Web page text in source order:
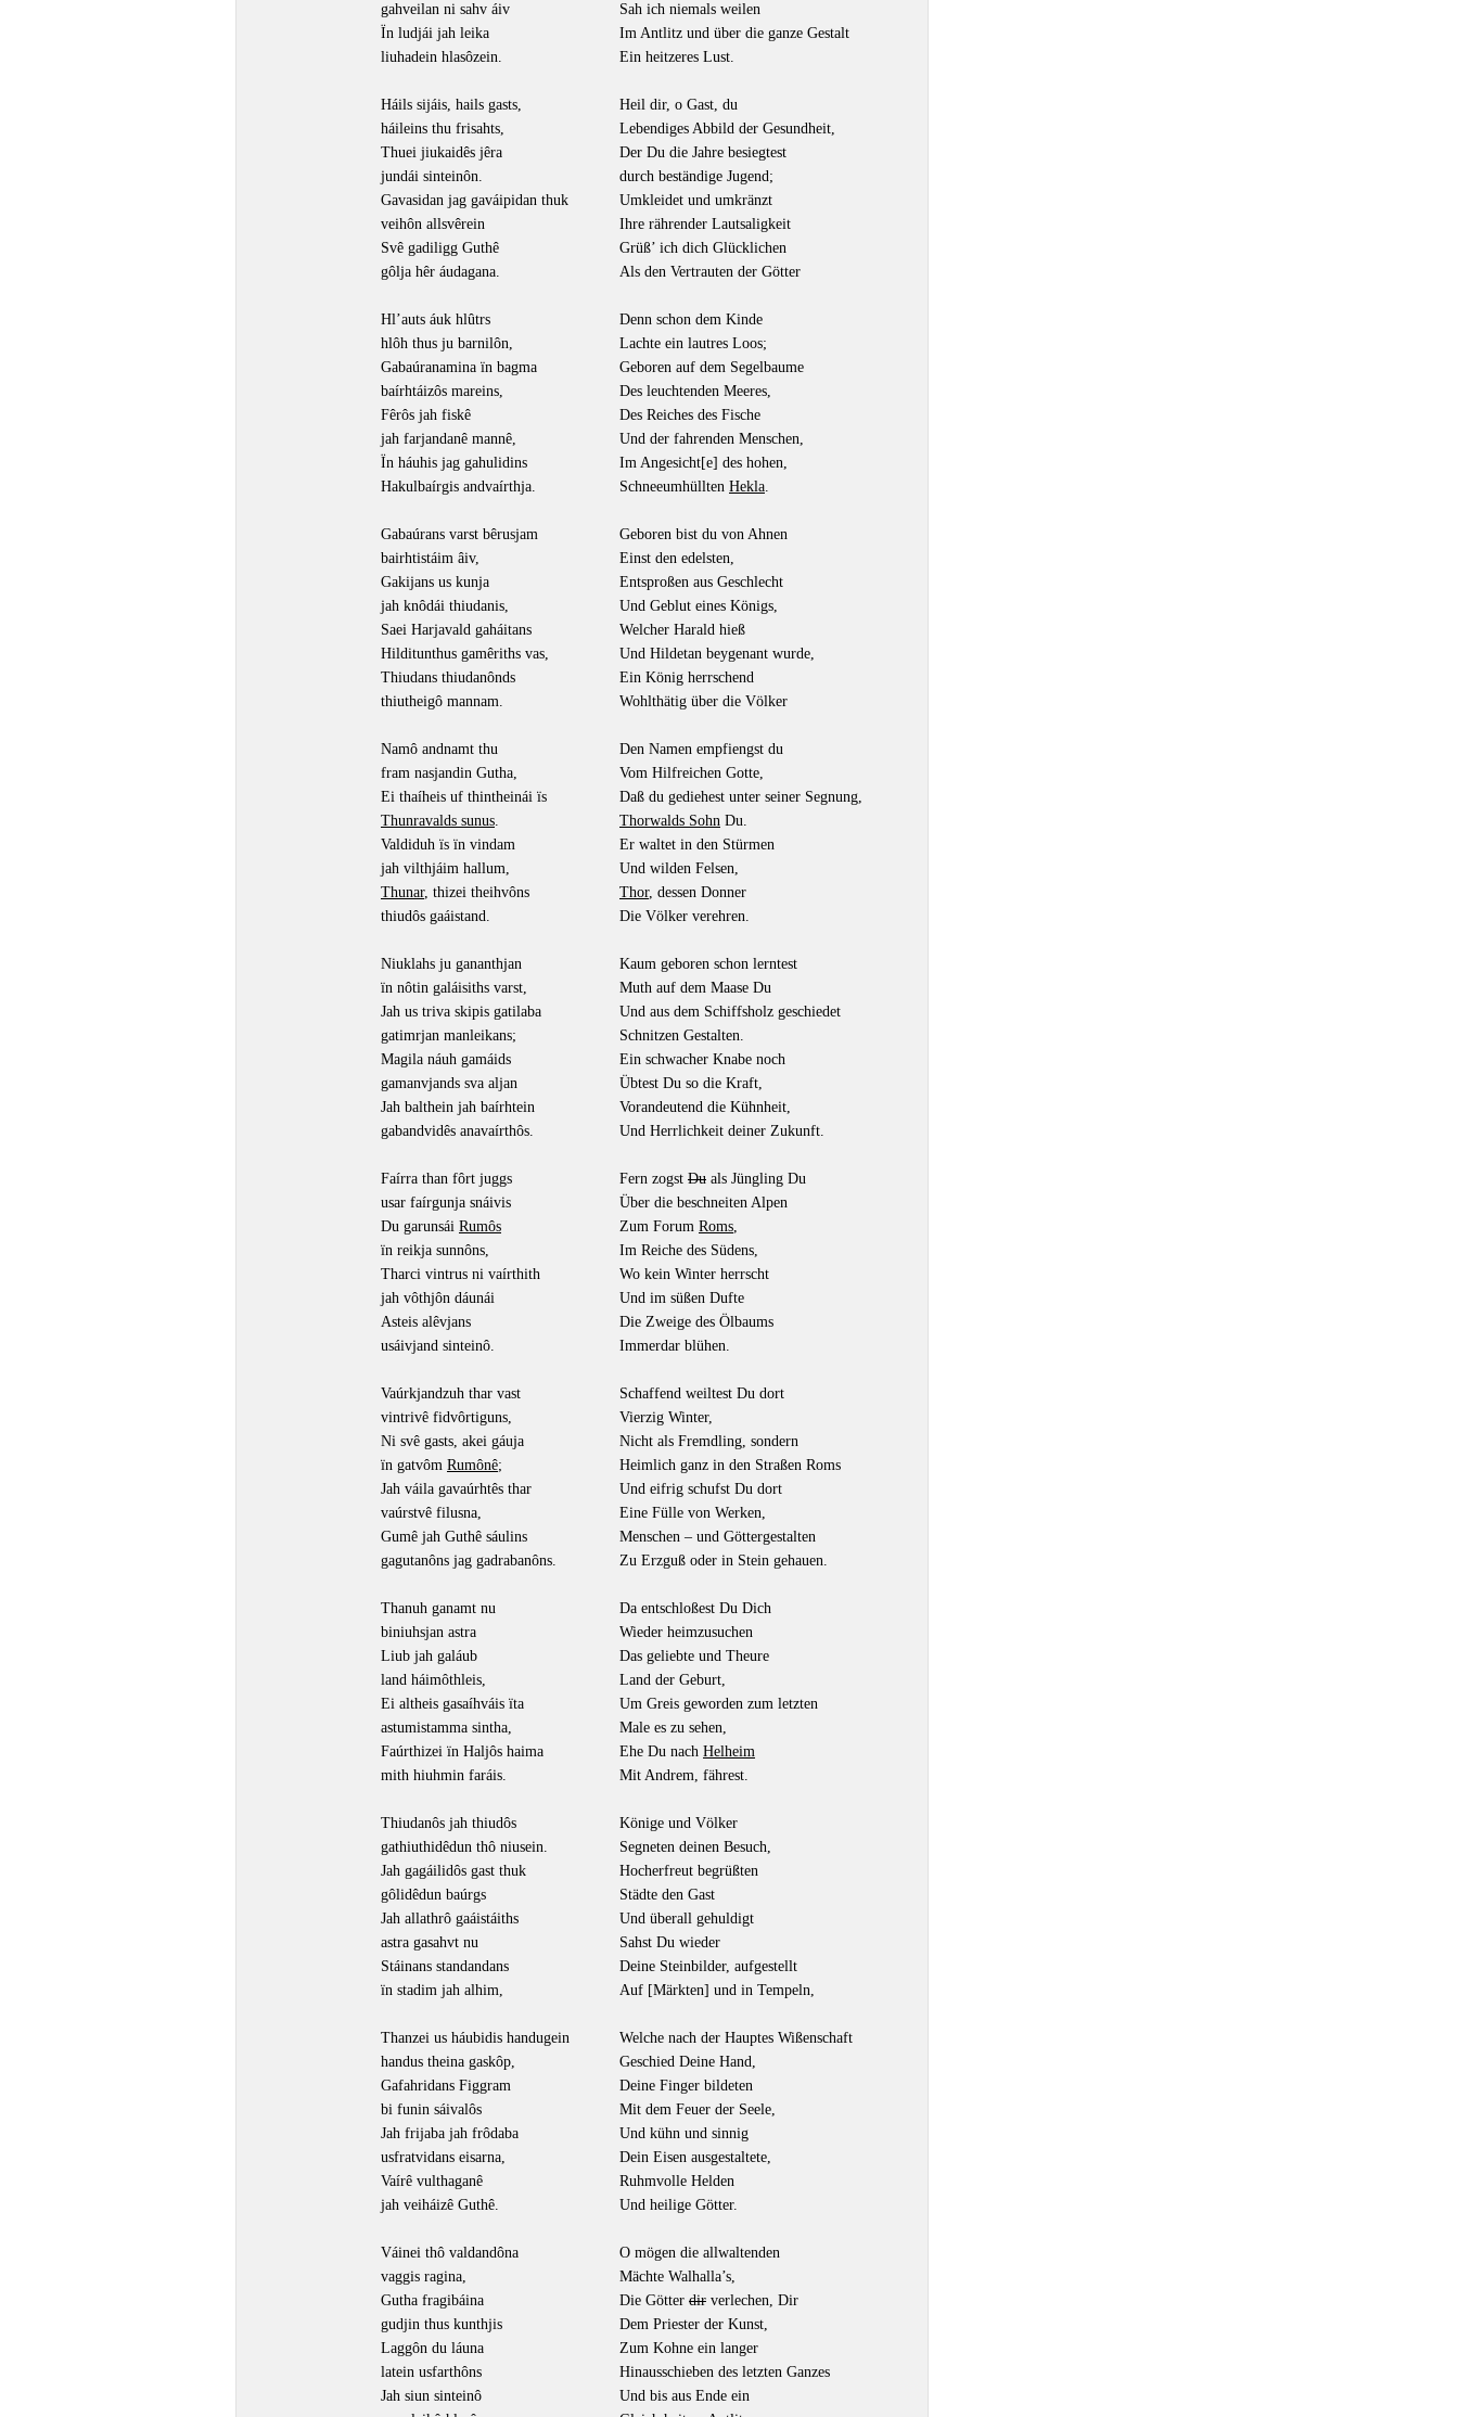
gahveilan ni sahv áiv
Ïn ludjái jah leika
liuhadein hlasôzein.
Háils sijáis, hails gasts,
háileins thu frisahts,
Thuei jiukaidês jêra
jundái sinteinôn.
Gavasidan jag gaváipidan thuk
veihôn allsvêrein
Svê gadiligg Guthê
gôlja hêr áudagana.
Hl’auts áuk hlûtrs
hlôh thus ju barnilôn,
Gabaúranamina ïn bagma
baírhtáizôs mareins,
Fêrôs jah fiskê
jah farjandanê mannê,
Ïn háuhis jag gahulidins
Hakulbaírgis andvaírthja.
Gabaúrans varst bêrusjam
bairhtistáim âiv,
Gakijans us kunja
jah knôdái thiudanis,
Saei Harjavald gaháitans
Hilditunthus gamêriths vas,
Thiudans thiudanônds
thiutheigô mannam.
Namô andnamt thu
fram nasjandin Gutha,
Ei thaíheis uf thintheinái ïs
Thunravalds sunus.
Valdiduh ïs ïn vindam
jah vilthjáim hallum,
Thunar, thizei theihvôns
thiudôs gaáistand.
Niuklahs ju gananthjan
ïn nôtin galáisiths varst,
Jah us triva skipis gatilaba
gatimrjan manleikans;
Magila náuh gamáids
gamanvjands sva aljan
Jah balthein jah baírhtein
gabandvidês anavaírthôs.
Faírra than fôrt juggs
usar faírgunja snáivis
Du garunsái Rumôs
ïn reikja sunnôns,
Tharci vintrus ni vaírthith
jah vôthjôn dáunái
Asteis alêvjans
usáivjand sinteinô.
Vaúrkjandzuh thar vast
vintrivê fidvôrtiguns,
Ni svê gasts, akei gáuja
ïn gatvôm Rumônê;
Jah váila gavaúrhtês thar
vaúrstvê filusna,
Gumê jah Guthê sáulins
gagutanôns jag gadrabanôns.
Thanuh ganamt nu
biniuhsjan astra
Liub jah galáub
land háimôthleis,
Ei altheis gasaíhváis ïta
astumistamma sintha,
Faúrthizei ïn Haljôs haima
mith hiuhmin faráis.
Thiudanôs jah thiudôs
gathiuthidêdun thô niusein.
Jah gagáilidôs gast thuk
gôlidêdun baúrgs
Jah allathrô gaáistáiths
astra gasahvt nu
Stáinans standandans
ïn stadim jah alhim,
Thanzei us háubidis handugein
handus theina gaskôp,
Gafahridans Figgram
bi funin sáivalôs
Jah frijaba jah frôdaba
usfratvidans eisarna,
Vaírê vulthaganê
jah veiháizê Guthê.
Váinei thô valdandôna
vaggis ragina,
Gutha fragibáina
gudjin thus kunthjis
Laggôn du láuna
latein usfarthôns
Jah siun sinteinô
Sah ich niemals weilen
Im Antlitz und über die ganze Gestalt
Ein heitzeres Lust.
Heil dir, o Gast, du
Lebendiges Abbild der Gesundheit,
Der Du die Jahre besiegtest
durch beständige Jugend;
Umkleidet und umkränzt
Ihre rährender Lautsaligkeit
Grüß’ ich dich Glücklichen
Als den Vertrauten der Götter
Denn schon dem Kinde
Lachte ein lautres Loos;
Geboren auf dem Segelbaume
Des leuchtenden Meeres,
Des Reiches des Fische
Und der fahrenden Menschen,
Im Angesicht[e] des hohen,
Schneeumhüllten Hekla.
Geboren bist du von Ahnen
Einst den edelsten,
Entsproßen aus Geschlecht
Und Geblut eines Königs,
Welcher Harald hieß
Und Hildetan beygenant wurde,
Ein König herrschend
Wohlthätig über die Völker
Den Namen empfiengst du
Vom Hilfreichen Gotte,
Daß du gediehest unter seiner Segnung,
Thorwalds Sohn Du.
Er waltet in den Stürmen
Und wilden Felsen,
Thor, dessen Donner
Die Völker verehren.
Kaum geboren schon lerntest
Muth auf dem Maase Du
Und aus dem Schiffsholz geschiedet
Schnitzen Gestalten.
Ein schwacher Knabe noch
Übtest Du so die Kraft,
Vorandeutend die Kühnheit,
Und Herrlichkeit deiner Zukunft.
Fern zogst Du als Jüngling Du
Über die beschneiten Alpen
Zum Forum Roms,
Im Reiche des Südens,
Wo kein Winter herrscht
Und im süßen Dufte
Die Zweige des Ölbaums
Immerdar blühen.
Schaffend weiltest Du dort
Vierzig Winter,
Nicht als Fremdling, sondern
Heimlich ganz in den Straßen Roms
Und eifrig schufst Du dort
Eine Fülle von Werken,
Menschen – und Göttergestalten
Zu Erzguß oder in Stein gehauen.
Da entschloßest Du Dich
Wieder heimzusuchen
Das geliebte und Theure
Land der Geburt,
Um Greis geworden zum letzten
Male es zu sehen,
Ehe Du nach Helheim
Mit Andrem, fährest.
Könige und Völker
Segneten deinen Besuch,
Hocherfreut begrüßten
Städte den Gast
Und überall gehuldigt
Sahst Du wieder
Deine Steinbilder, aufgestellt
Auf [Märkten] und in Tempeln,
Welche nach der Hauptes Wißenschaft
Geschied Deine Hand,
Deine Finger bildeten
Mit dem Feuer der Seele,
Und kühn und sinnig
Dein Eisen ausgestaltete,
Ruhmvolle Helden
Und heilige Götter.
O mögen die allwaltenden
Mächte Walhalla’s,
Die Götter dir verlechen, Dir
Dem Priester der Kunst,
Zum Kohne ein langer
Hinausschieben des letzten Ganzes
Und bis aus Ende ein